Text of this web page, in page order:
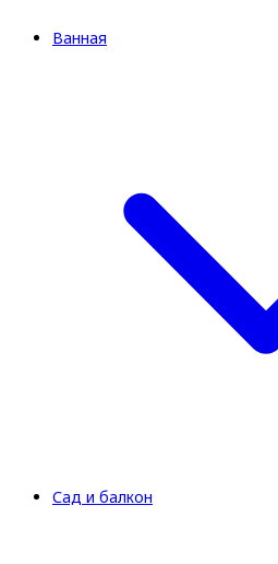
Ванная
Сад и балкон